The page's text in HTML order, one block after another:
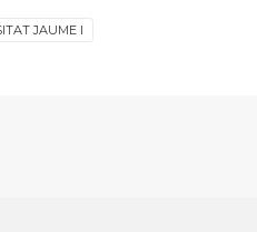
JAUME I